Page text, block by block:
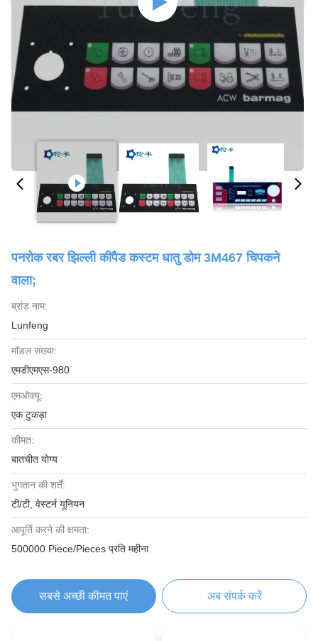
पनरोक रबर झिल्ली कीपैड कस्टम धातु डोम 3M467 चिपकने
वाला;
ब्रांड नाम:
Lunfeng
मॉडल संख्या:
एमडीएमएस-980
एमओक्यू:
एक टुकड़ा
कीमत:
बातचीत योग्य
भुगतान की शर्तें:
टी/टी, वेस्टर्न यूनियन
आपूर्ति करने की क्षमता:
500000 Piece/Pieces प्रति महीना
सबसे अच्छी कीमत पाएं अब संपर्क करें